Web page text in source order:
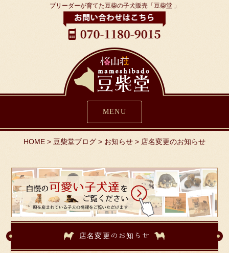
ブリーダーが育てた豆柴の子犬販売「豆柴堂 」
MENU
HOME > 豆柴堂ブログ > お知らせ > 店名変更のお知らせ
店名変更のお知らせ